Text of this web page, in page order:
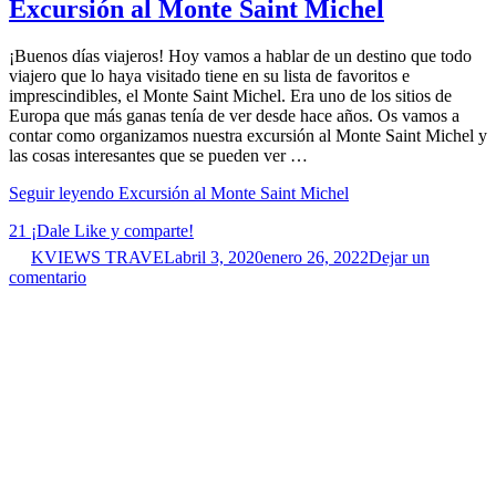
Excursión al Monte Saint Michel
¡Buenos días viajeros! Hoy vamos a hablar de un destino que todo
viajero que lo haya visitado tiene en su lista de favoritos e
imprescindibles, el Monte Saint Michel. Era uno de los sitios de
Europa que más ganas tenía de ver desde hace años. Os vamos a
contar como organizamos nuestra excursión al Monte Saint Michel y
las cosas interesantes que se pueden ver …
Seguir leyendo Excursión al Monte Saint Michel
21 ¡Dale Like y comparte!
KVIEWS TRAVELabril 3, 2020enero 26, 2022Dejar un
comentario